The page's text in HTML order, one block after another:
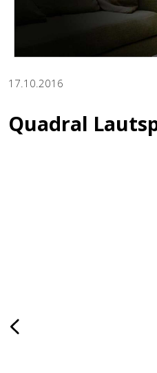
17.10.2016
Quadral